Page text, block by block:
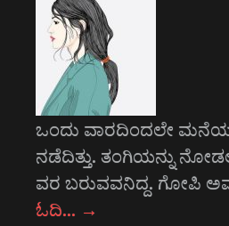
ಒಂದು ವಾರದಿಂದಲೇ
ನಡೆದಿತ್ತು. ತಂಗಿಯನ್ನು
ವರ ಬರುವವನಿದ್ದ. ಗೋಪಿ
ಓದಿ… →